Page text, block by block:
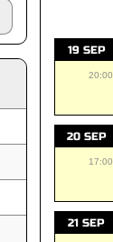
19 SEP
20:00
20 SEP
17:00
21 SEP